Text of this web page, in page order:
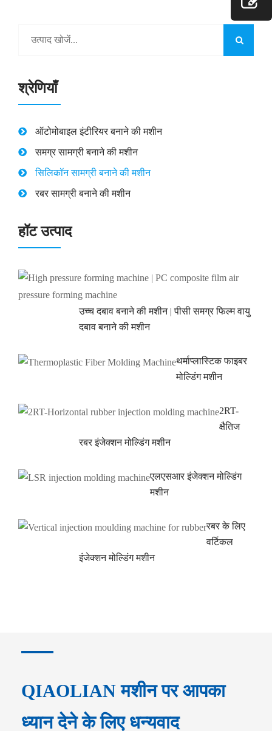
श्रेणियाँ
ऑटोमोबाइल इंटीरियर बनाने की मशीन
समग्र सामग्री बनाने की मशीन
सिलिकॉन सामग्री बनाने की मशीन
रबर सामग्री बनाने की मशीन
हॉट उत्पाद
उच्च दबाव बनाने की मशीन | पीसी समग्र फिल्म वायु
दबाव बनाने की मशीन
थर्माप्लास्टिक फाइबर
मोल्डिंग मशीन
2RT-
क्षैतिज
रबर इंजेक्शन मोल्डिंग मशीन
एलएसआर इंजेक्शन मोल्डिंग
मशीन
रबर के लिए
वर्टिकल
इंजेक्शन मोल्डिंग मशीन
QIAOLIAN मशीन पर आपका
ध्यान देने के लिए धन्यवाद